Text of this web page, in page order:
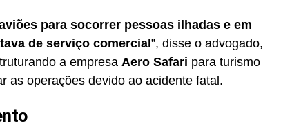
para socorrer pessoas ilhadas e em
de serviço comercial”, disse o advogado,
a empresa Aero Safari para turismo
as operações devido ao acidente fatal.